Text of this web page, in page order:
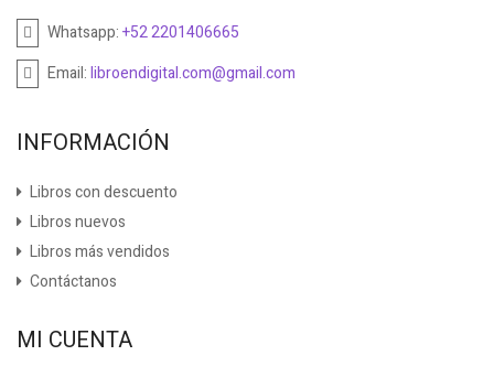
Whatsapp:+52 2201406665
Email:libroendigital.com@gmail.com
INFORMACIÓN
Libros con descuento
Libros nuevos
Libros más vendidos
Contáctanos
MI CUENTA